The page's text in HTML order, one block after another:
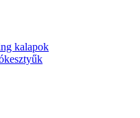
kalapok